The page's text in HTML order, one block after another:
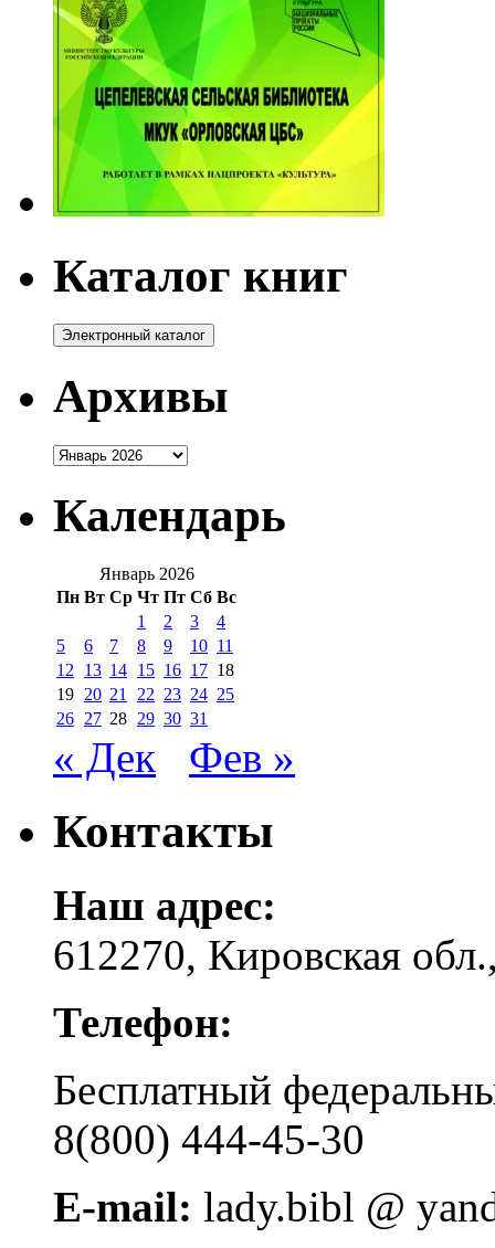
Каталог книг
Архивы
Архивы
Календарь
Январь 2026
Пн Вт Ср Чт Пт Сб Вс
1
2 3
4
5
6 7 8 9 10 11
12
13 14 15 16 17 18
19 20 21 22 23 24 25
26 27 28 29 30 31
« Дек Фев »
Контакты
Наш адрес:
612270, Кировская
Телефон:
Бесплатный
8(800) 444-45-30
E-mail: lady.bibl @